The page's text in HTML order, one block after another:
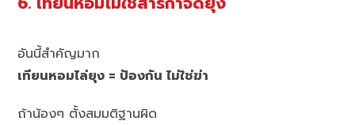
อันนี้สำคัญมาก
เทียนหอมไล่ยุง = ป้องกัน ไม่ใช่ฆ่า
ถ้าน้องๆ ตั้งสมมติฐานผิด